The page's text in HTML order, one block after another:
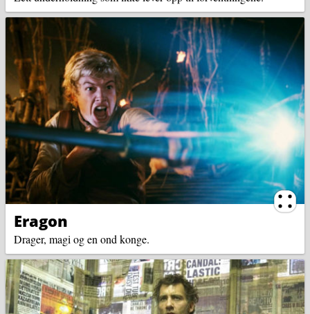
Eragon
Drager, magi og en ond konge.